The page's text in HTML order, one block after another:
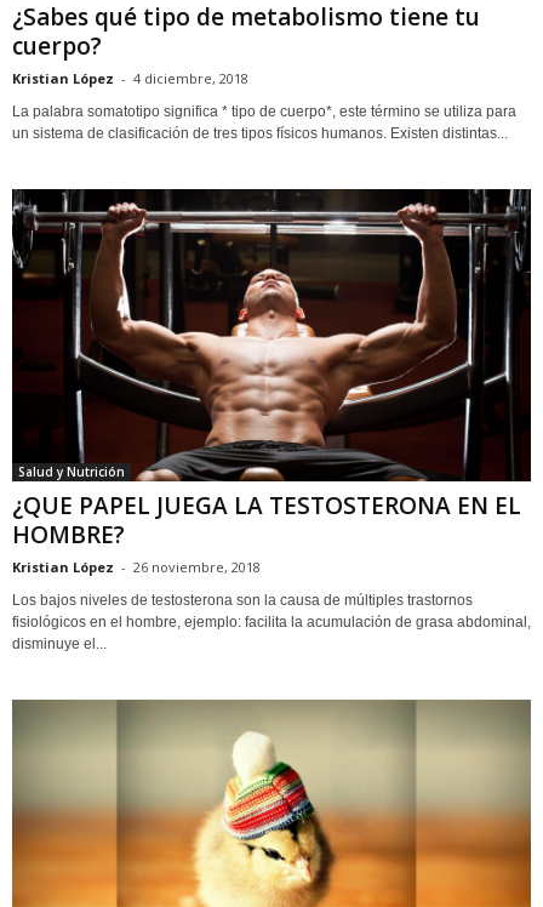
¿Sabes qué tipo de metabolismo tiene tu
cuerpo?
Kristian López - 4 diciembre, 2018
La palabra somatotipo significa * tipo de cuerpo*, este término se utiliza para
un sistema de clasificación de tres tipos físicos humanos. Existen distintas...
Salud y Nutrición
¿QUE PAPEL JUEGA LA TESTOSTERONA EN EL
HOMBRE?
Kristian López - 26 noviembre, 2018
Los bajos niveles de testosterona son la causa de múltiples trastornos
fisiológicos en el hombre, ejemplo: facilita la acumulación de grasa abdominal,
disminuye el...